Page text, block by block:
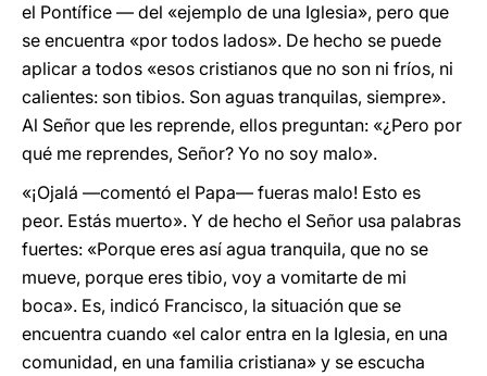
el Pontífice — del «ejemplo de una Iglesia», pero que
se encuentra «por todos lados». De hecho se puede
aplicar a todos «esos cristianos que no son ni fríos, ni
calientes: son tibios. Son aguas tranquilas, siempre».
Al Señor que les reprende, ellos preguntan: «¿Pero por
qué me reprendes, Señor? Yo no soy malo».
«¡Ojalá —comentó el Papa— fueras malo! Esto es
peor. Estás muerto». Y de hecho el Señor usa palabras
fuertes: «Porque eres así agua tranquila, que no se
mueve, porque eres tibio, voy a vomitarte de mi
boca». Es, indicó Francisco, la situación que se
encuentra cuando «el calor entra en la Iglesia, en una
comunidad, en una familia cristiana» y se escucha